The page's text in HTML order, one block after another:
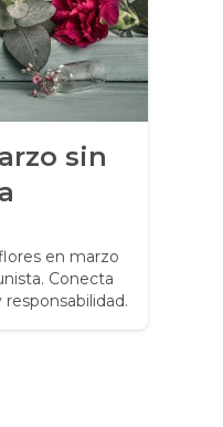
sin
en marzo
Conecta